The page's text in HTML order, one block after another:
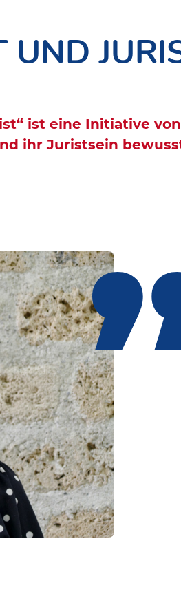
UND
ist eine Initiative
ihr Juristsein